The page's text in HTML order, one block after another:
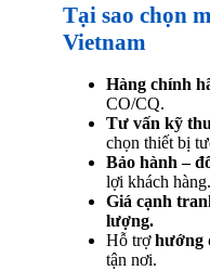
Tại sao chọn
Vietnam
Hàng chính
CO/CQ.
Tư vấn kỹ
chọn thiết bị
Bảo hành –
lợi khách hàng.
Giá cạnh
lượng.
Hỗ trợhướng
tận nơi.